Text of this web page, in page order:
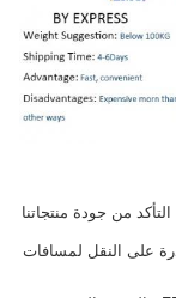
من جودة منتجاتنا
على النقل لمسافات